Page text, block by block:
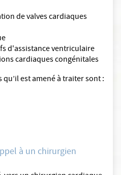
de valves cardiaques
d'assistance ventriculaire
cardiaques congénitales
est amené à traiter sont :
à un chirurgien